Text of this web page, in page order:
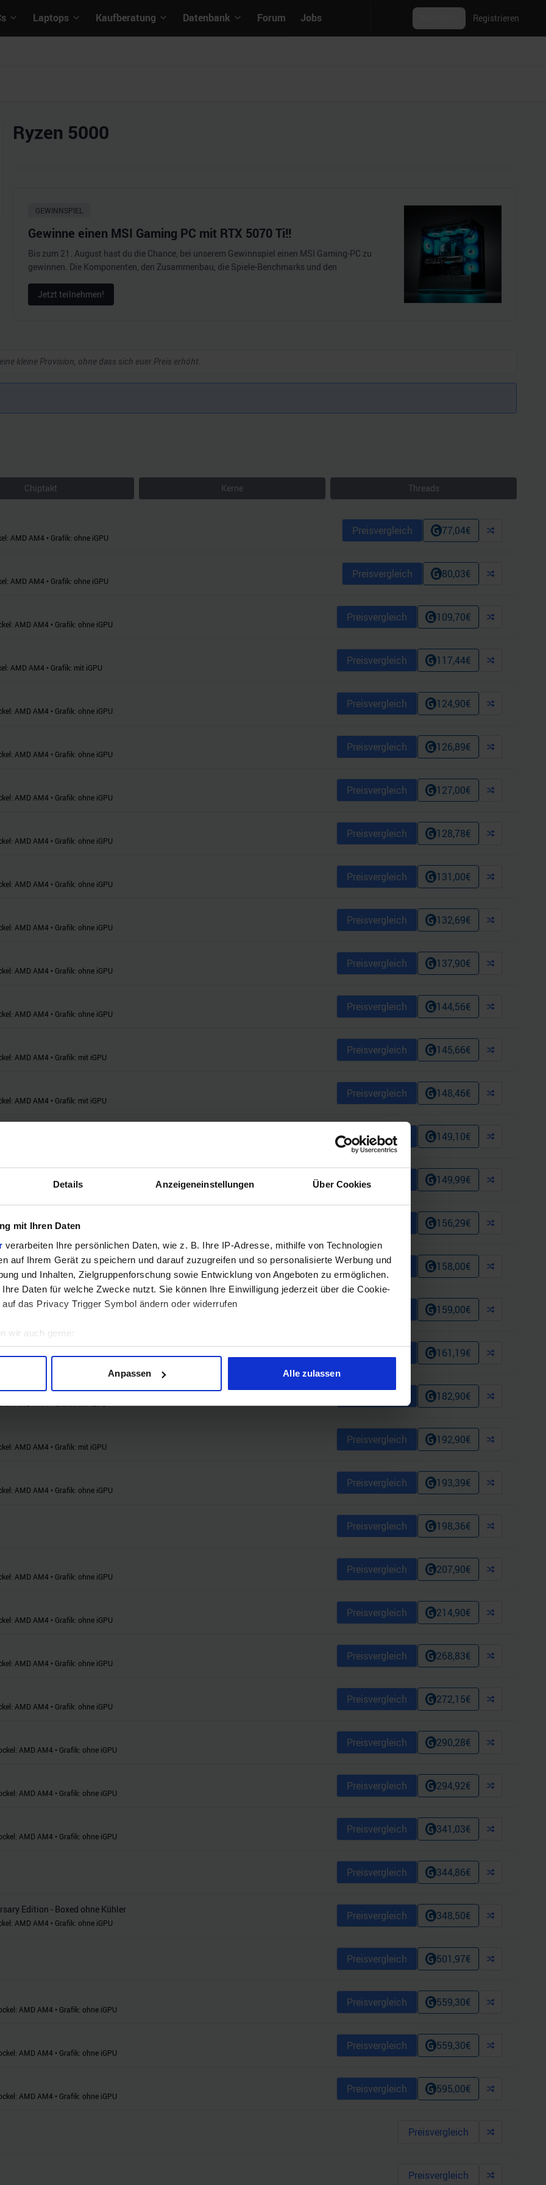
Details Anzeigeneinstellungen Über Cookies
mit Ihren Daten
verarbeiten Ihre persönlichen Daten, wie z. B. Ihre IP-Adresse, mithilfe von Technologien
auf Ihrem Gerät zu speichern und darauf zuzugreifen und so personalisierte Werbung und
und Inhalten, Zielgruppenforschung sowie Entwicklung von Angeboten zu ermöglichen.
Daten für welche Zwecke nutzt. Sie können Ihre Einwilligung jederzeit über die Cookie-
das Privacy Trigger Symbol ändern oder widerrufen
wir auch gerne:
Lage erfassen, welche bis auf einige Meter genau sein können
Ihre persönlichen Daten verarbeitet werden, und legen Sie Ihre Präferenzen im
zu analysieren. Außerdem geben wir Informationen zu Ihrer Verwendung unserer
Anpassen Alle zulassen
Laptops Kaufberatung Datenbank Forum Jobs Registrieren
Ryzen 5000
GEWINNSPIEL
Gewinne einen MSI Gaming PC mit RTX 5070 Ti!!
Bis zum 21. August hast du die Chance, bei unserem Gewinnspiel einen MSI Gaming-PC zu
gewinnen. Die Komponenten, den Zusammenbau, die Spiele-Benchmarks und den
Jetzt teilnehmen!
kleine Provision, ohne dass sich euer Preis erhöht.
Chiptakt Kerne Threads
AMD AM4 • Grafik: ohne iGPU
Preisvergleich 77,04€
AMD AM4 • Grafik: ohne iGPU
Preisvergleich 80,03€
AMD AM4 • Grafik: ohne iGPU
Preisvergleich 109,70€
AMD AM4 • Grafik: mit iGPU
Preisvergleich 117,44€
AMD AM4 • Grafik: ohne iGPU
Preisvergleich 124,90€
AMD AM4 • Grafik: ohne iGPU
Preisvergleich 126,89€
AMD AM4 • Grafik: ohne iGPU
Preisvergleich 127,00€
AMD AM4 • Grafik: ohne iGPU
Preisvergleich 128,78€
AMD AM4 • Grafik: ohne iGPU
Preisvergleich 131,00€
AMD AM4 • Grafik: ohne iGPU
Preisvergleich 132,69€
AMD AM4 • Grafik: ohne iGPU
Preisvergleich 137,90€
AMD AM4 • Grafik: ohne iGPU
Preisvergleich 144,56€
AMD AM4 • Grafik: mit iGPU
Preisvergleich 145,66€
AMD AM4 • Grafik: mit iGPU
Preisvergleich 148,46€
Preisvergleich 149,10€
•Grafik:mit iGPU
Preisvergleich 149,99€
AMD AM4• Grafik:ohne iGPU
156,29€
AMD AM4•Grafik: mit iGPU
Preisvergleich 158,00€
159,00€
AMD AM4 •Grafik:mit iGPU
161,19€
AMD AM4•Grafik:mit iGPU
182,90€
AMD AM4 • Grafik: mit iGPU
Preisvergleich 192,90€
AMD AM4 • Grafik: ohne iGPU
Preisvergleich 193,39€
Preisvergleich 198,36€
AMD AM4 • Grafik: ohne iGPU
Preisvergleich 207,90€
AMD AM4 • Grafik: ohne iGPU
Preisvergleich 214,90€
AMD AM4 • Grafik: ohne iGPU
Preisvergleich 268,83€
AMD AM4 • Grafik: ohne iGPU
Preisvergleich 272,15€
AMD AM4 • Grafik: ohne iGPU
Preisvergleich 290,28€
AMD AM4 • Grafik: ohne iGPU
Preisvergleich 294,92€
AMD AM4 • Grafik: ohne iGPU
Preisvergleich 341,03€
Preisvergleich 344,86€
Edition - Boxed ohne Kühler
AMD AM4 • Grafik: ohne iGPU
Preisvergleich 348,50€
Preisvergleich 501,97€
AMD AM4 • Grafik: ohne iGPU
Preisvergleich 559,30€
AMD AM4 • Grafik: ohne iGPU
Preisvergleich 559,30€
AMD AM4 • Grafik: ohne iGPU
Preisvergleich 595,00€
Preisvergleich
Preisvergleich